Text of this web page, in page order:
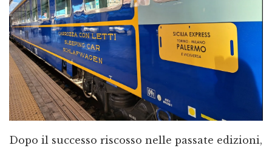
Dopo il successo riscosso nelle passate edizioni,